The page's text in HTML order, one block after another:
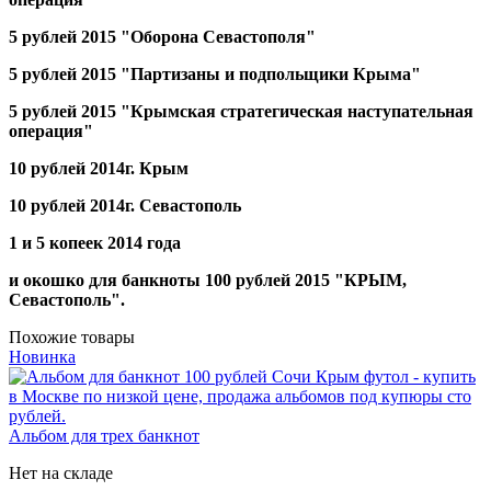
5 рублей 2015 "Оборона Севастополя"
5 рублей 2015 "Партизаны и подпольщики Крыма"
5 рублей 2015 "Крымская стратегическая наступательная
операция"
10 рублей 2014г. Крым
10 рублей 2014г. Севастополь
1 и 5 копеек 2014 года
и окошко для банкноты 100 рублей 2015 "КРЫМ,
Севастополь".
Похожие товары
Новинка
Альбом для трех банкнот
Нет на складе